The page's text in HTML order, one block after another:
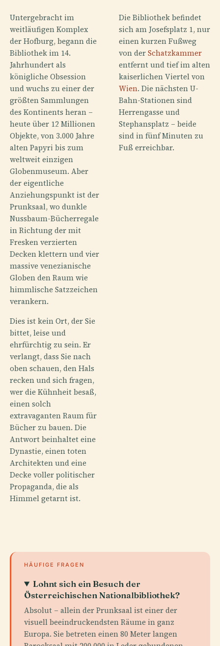
Untergebracht im
weitläufigen Komplex
der Hofburg, begann die
Bibliothek im 14.
Jahrhundert als
königliche Obsession
und wuchs zu einer der
größten Sammlungen
des Kontinents heran –
heute über 12 Millionen
Objekte, von 3.000 Jahre
alten Papyri bis zum
weltweit einzigen
Globenmuseum. Aber
der eigentliche
Anziehungspunkt ist der
Prunksaal, wo dunkle
Nussbaum-Bücherregale
in Richtung der mit
Fresken verzierten
Decken klettern und vier
massive venezianische
Globen den Raum wie
himmlische Satzzeichen
verankern.
Dies ist kein Ort, der Sie
bittet, leise und
ehrfürchtig zu sein. Er
verlangt, dass Sie nach
oben schauen, den Hals
recken und sich fragen,
wer die Kühnheit besaß,
einen solch
extravaganten Raum für
Bücher zu bauen. Die
Antwort beinhaltet eine
Dynastie, einen toten
Architekten und eine
Decke voller politischer
Propaganda, die als
Himmel getarnt ist.
Die Bibliothek befindet
sich am Josefsplatz 1, nur
einen kurzen Fußweg
von derSchatzkammer
entfernt und tief im alten
kaiserlichen Viertel von
Wien. Die nächsten U-
Bahn-Stationen sind
Herrengasse und
Stephansplatz – beide
sind in fünf Minuten zu
Fuß erreichbar.
HÄUFIGE FRAGEN
Lohnt sich ein Besuch der
Österreichischen Nationalbibliothek?
Absolut – allein der Prunksaal ist einer der
visuell beeindruckendsten Räume in ganz
Europa. Sie betreten einen 80 Meter langen